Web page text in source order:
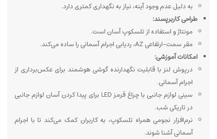
به دلیل عدم وجود آینه، نیاز به نگهداری کمتری دارد.
طراحی کاربرپسند:
مونتاژ و استفاده از تلسکوپ آسان است.
مقر سمت-ارتفاعی AZ، ردیابی اجرام آسمانی را ساده می‌کند.
امکانات آموزشی:
درپوش لنز با قابلیت نگهدارنده گوشی هوشمند برای عکس‌برداری از
اجرام آسمانی.
سینی لوازم جانبی با چراغ قرمز LED برای پیدا کردن آسان لوازم جانبی
در تاریکی شب.
نرم‌افزار نجومی همراه تلسکوپ، به کاربران کمک می‌کند تا با اجرام
آسمانی آشنا شوند.